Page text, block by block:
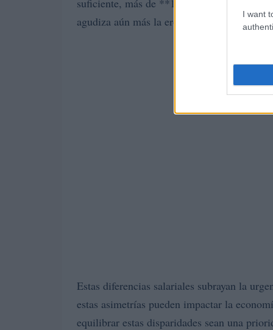
I want
suficiente, más de **11,700 asalariados**
agudiza aún más la erosión de su
Estas diferencias salariales subrayan la
estas asimetrías pueden impactar la
equilibrar estas disparidades sean una